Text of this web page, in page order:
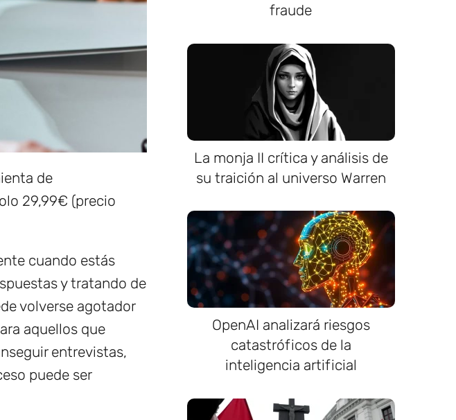
de
29,99€ (precio
cuando estás
y tratando de
volverse agotador
aquellos que
entrevistas,
puede ser
fraude
La monja II crítica y análisis de
su traición al universo Warren
OpenAI analizará riesgos
catastróficos de la
inteligencia artificial